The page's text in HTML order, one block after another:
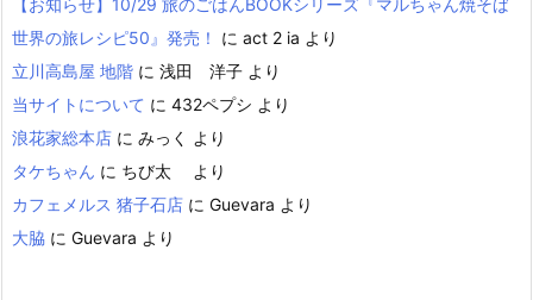
世界の旅レシピ50』発売！
に act 2 ia より
立川高島屋 地階 に 浅田 洋子 より
当サイトについて に 432ペプシ より
浪花家総本店 に みっく
より
タケちゃん に ちび太
より
カフェメルス 猪子石店 に Guevara より
大脇 に Guevara より